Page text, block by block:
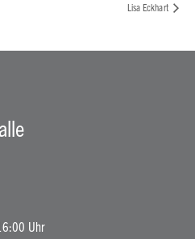
Lisa Eckhart
Uhr